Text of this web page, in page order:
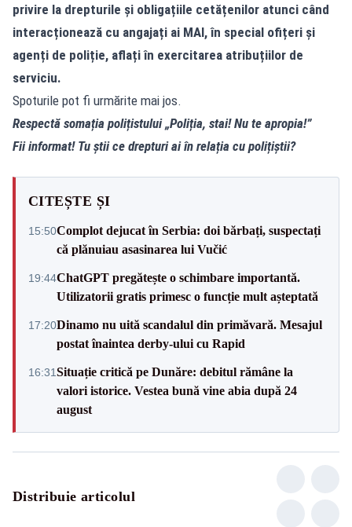
privire la drepturile și obligațiile cetățenilor atunci când
interacționează cu angajați ai MAI, în special ofițeri și
agenți de poliție, aflați în exercitarea atribuțiilor de
serviciu.
Spoturile pot fi urmărite mai jos.
Respectă somația polițistului „Poliția, stai! Nu te apropia!”
Fii informat! Tu știi ce drepturi ai în relația cu polițiștii?
CITEȘTE ȘI
15:50Complot dejucat în Serbia: doi bărbați, suspectați
că plănuiau asasinarea lui Vučić
19:44ChatGPT pregătește o schimbare importantă.
Utilizatorii gratis primesc o funcție mult așteptată
17:20Dinamo nu uită scandalul din primăvară. Mesajul
postat înaintea derby-ului cu Rapid
16:31Situație critică pe Dunăre: debitul rămâne la
valori istorice. Vestea bună vine abia după 24
august
Distribuie articolul